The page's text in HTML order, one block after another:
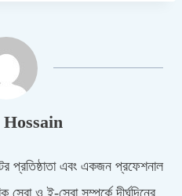
এবং একজন প্রফেশনাল